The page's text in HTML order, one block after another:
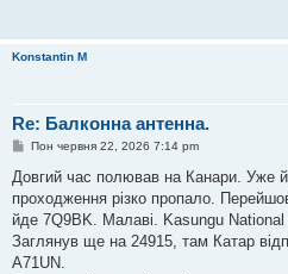
Konstantin M
Re: Балконна антенна.
П
в
д
о
м
л
е
Пон червня 22, 2026 7:14 pm
Довгий час полював на Канари. Уже й
проходження різко пропало.
йде 7Q9BK. Малаві. Kasungu
Заглянув ще на 24915, там Катар
A71UN.